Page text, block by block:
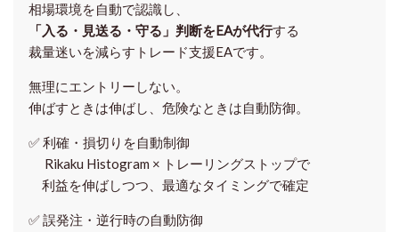
相場環境を自動で認識し、
「入る・見送る・守る」判断をEAが代行する
裁量迷いを減らすトレード支援EAです。
無理にエントリーしない。
伸ばすときは伸ばし、危険なときは自動防御。
✅利確・損切りを自動制御
Rikaku Histogram × トレーリングストップで
利益を伸ばしつつ、最適なタイミングで確定
✅誤発注・逆行時の自動防御